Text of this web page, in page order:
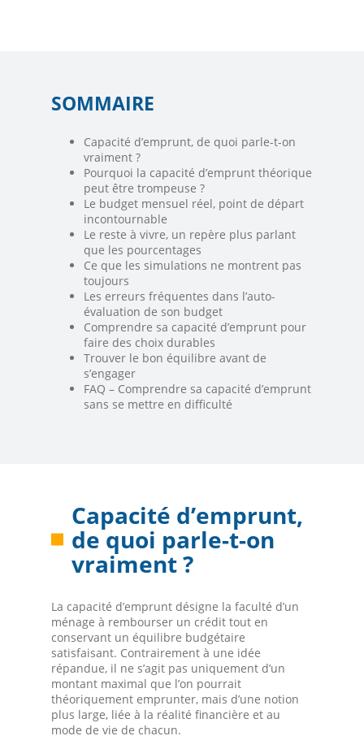
SOMMAIRE
Capacité d’emprunt, de quoi parle-t-on
vraiment ?
Pourquoi la capacité d’emprunt théorique
peut être trompeuse ?
Le budget mensuel réel, point de départ
incontournable
Le reste à vivre, un repère plus parlant
que les pourcentages
Ce que les simulations ne montrent pas
toujours
Les erreurs fréquentes dans l’auto-
évaluation de son budget
Comprendre sa capacité d’emprunt pour
faire des choix durables
Trouver le bon équilibre avant de
s’engager
FAQ – Comprendre sa capacité d’emprunt
sans se mettre en difficulté
Capacité d’emprunt,
de quoi parle-t-on
vraiment ?
La capacité d’emprunt désigne la faculté d’un
ménage à rembourser un crédit tout en
conservant un équilibre budgétaire
satisfaisant. Contrairement à une idée
répandue, il ne s’agit pas uniquement d’un
montant maximal que l’on pourrait
théoriquement emprunter, mais d’une notion
plus large, liée à la réalité financière et au
mode de vie de chacun.